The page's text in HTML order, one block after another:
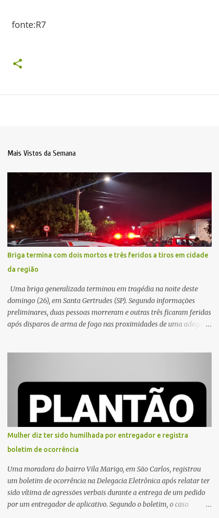
fonte:R7
Mais Vistos da Semana
Briga termina com dois mortos e três feridos a tiros em cidade
da região
Uma briga generalizada terminou em tragédia na noite deste
domingo (26), em Santa Gertrudes (SP). Segundo informações
preliminares, duas pessoas morreram e outras três ficaram feridas
após disparos de arma de fogo nas proximidades de uma adega. O
diversos disparos. Duas vítimas morreram ainda no local. Outras
três pessoas foram baleadas e socorridas. Até o momento, não
foram divulgadas informações oficiais sobre o estado de saúde dos
feridos. Equipes da Polícia Militar de Santa Gertrudes atenderam a
ocorrência e isolaram a área para o trabalho da perícia. Até a
última atualização, nenhum suspeito havia sido preso. A Polícia
Civil investigará a motivação da briga, a autoria dos disparos e as
circunstâncias do crime. A ocorrência segue em anda...
Mulher diz ter sido humilhada por entregador e registra
boletim de ocorrência
Uma moradora do bairro Vila Marigo, em São Carlos, registrou
um boletim de ocorrência na Delegacia Eletrônica após relatar ter
sido vítima de agressões verbais durante a entrega de um pedido
por um entregador de aplicativo. Segundo o boletim, o caso